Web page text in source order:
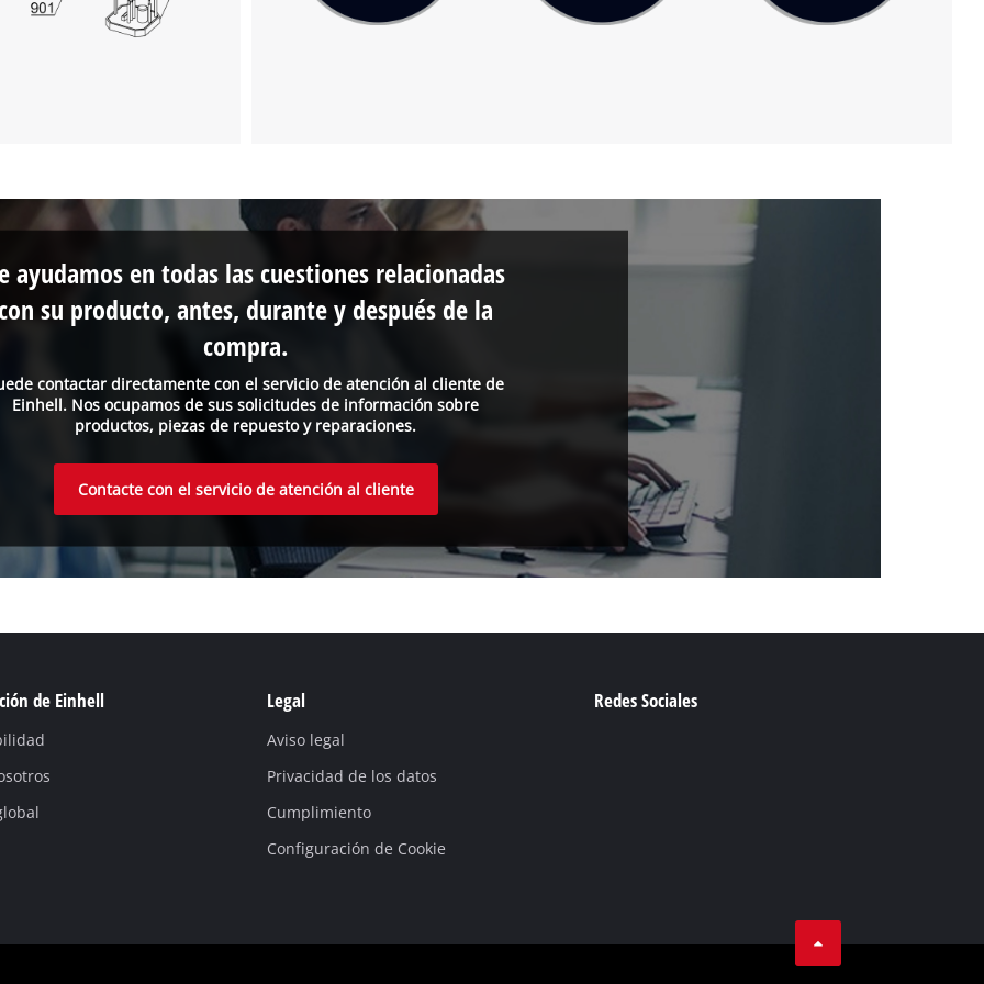
contactar directamente con el servicio de atención al cliente de
Einhell. Nos ocupamos de sus solicitudes de información sobre
productos, piezas de repuesto y reparaciones.
ayudamos en todas las cuestiones relacionadas
su producto, antes, durante y después de la
compra.
Contacte con el servicio de atención al cliente
de Einhell Legal
Aviso legal
Privacidad de los datos
Cumplimiento
Configuración de Cookie
Redes Sociales